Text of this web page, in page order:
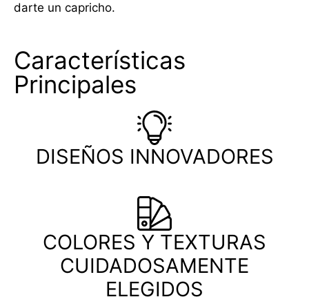
darte un capricho.
Características
Principales
DISEÑOS INNOVADORES
COLORES Y TEXTURAS
CUIDADOSAMENTE
ELEGIDOS